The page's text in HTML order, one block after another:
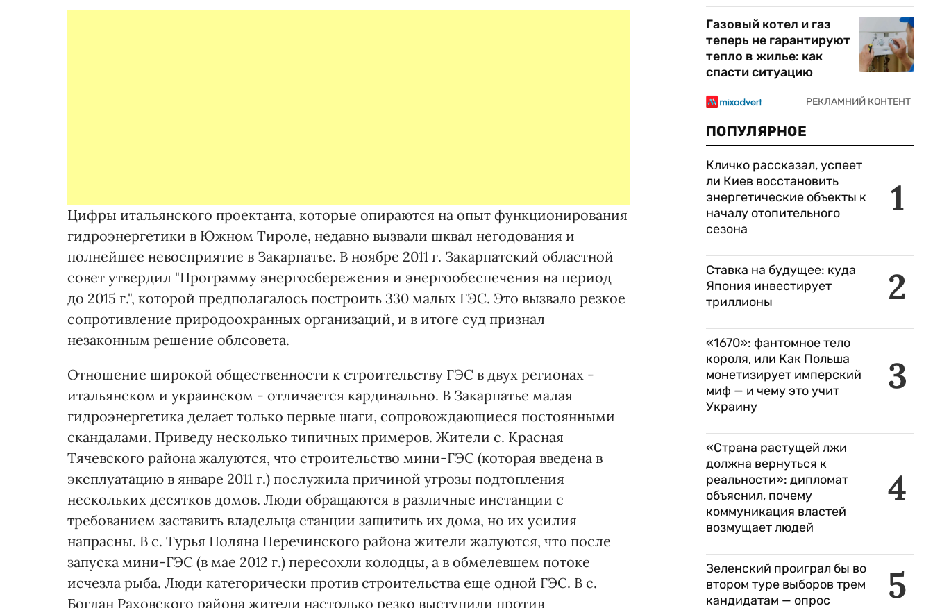
Цифры итальянского проектанта, которые опираются на опыт функционирования
гидроэнергетики в Южном Тироле, недавно вызвали шквал негодования и
полнейшее невосприятие в Закарпатье. В ноябре 2011 г. Закарпатский областной
совет утвердил "Программу энергосбережения и энергообеспечения на период
до 2015 г.", которой предполагалось построить 330 малых ГЭС. Это вызвало резкое
сопротивление природоохранных организаций, и в итоге суд признал
незаконным решение облсовета.
Отношение широкой общественности к строительству ГЭС в двух регионах -
итальянском и украинском - отличается кардинально. В Закарпатье малая
гидроэнергетика делает только первые шаги, сопровождающиеся постоянными
скандалами. Приведу несколько типичных примеров. Жители с. Красная
Тячевского района жалуются, что строительство мини-ГЭС (которая введена в
эксплуатацию в январе 2011 г.) послужила причиной угрозы подтопления
нескольких десятков домов. Люди обращаются в различные инстанции с
требованием заставить владельца станции защитить их дома, но их усилия
напрасны. В с. Турья Поляна Перечинского района жители жалуются, что после
запуска мини-ГЭС (в мае 2012 г.) пересохли колодцы, а в обмелевшем потоке
исчезла рыба. Люди категорически против строительства еще одной ГЭС. В с.
Богдан Раховского района жители настолько резко выступили против
Газовый котел и газ
теперь не гарантируют
тепло в жилье: как
спасти ситуацию
ПОПУЛЯРНОЕ
1
Кличко рассказал, успеет
ли Киев восстановить
энергетические объекты к
началу отопительного
сезона
2
Ставка на будущее: куда
Япония инвестирует
триллионы
3
«1670»: фантомное тело
короля, или Как Польша
монетизирует имперский
миф — и чему это учит
Украину
4
«Страна растущей лжи
должна вернуться к
реальности»: дипломат
объяснил, почему
коммуникация властей
возмущает людей
5
Зеленский проиграл бы во
втором туре выборов трем
кандидатам — опрос